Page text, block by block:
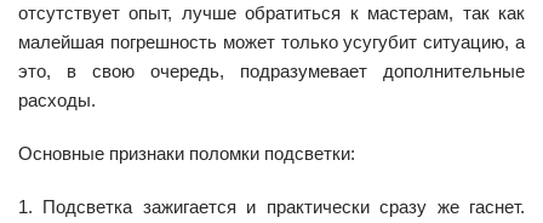
отсутствует опыт, лучше обратиться к мастерам, так как
малейшая погрешность может только усугубит ситуацию, а
это, в свою очередь, подразумевает дополнительные
расходы.
Основные признаки поломки подсветки:
1. Подсветка зажигается и практически сразу же гаснет.